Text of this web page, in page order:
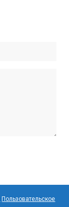
Пользовательское